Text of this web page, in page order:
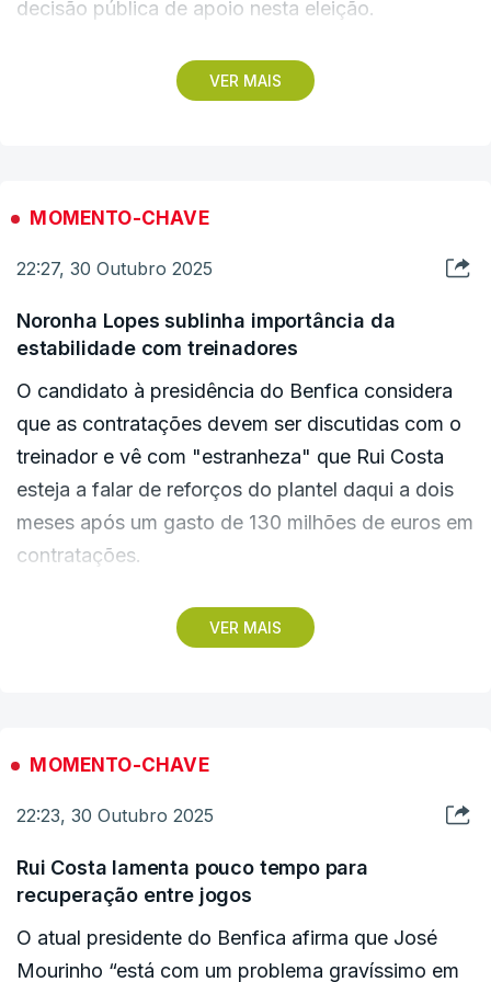
VER MAIS
decisão pública de apoio nesta eleição.
Por sua vez, Rui Costa considera que "ninguém
pode garantir que um jogador regressa ao
regresso.
"Quando um jogador é benfiquista e quer
recordando a sua experiência pessoal de quando
MOMENTO-CHAVE
22:27, 30 Outubro 2025
Noronha Lopes sublinha importância da
estabilidade com treinadores
VER MAIS
O candidato à presidência do Benfica considera
que as contratações devem ser discutidas com o
treinador e vê com "estranheza" que Rui Costa
esteja a falar de reforços do plantel daqui a dois
meses após um gasto de 130 milhões de euros em
contratações.
Noronha Lopes considera que o problema de
Mourinho "foi pegar numa equipa que não foi ele
mundo", tem dificuldade em ganhar em tais
são fundamentais para a equipa.
MOMENTO-CHAVE
22:23, 30 Outubro 2025
Rui Costa lamenta pouco tempo para
recuperação entre jogos
O atual presidente do Benfica afirma que José
Mourinho “está com um problema gravíssimo em